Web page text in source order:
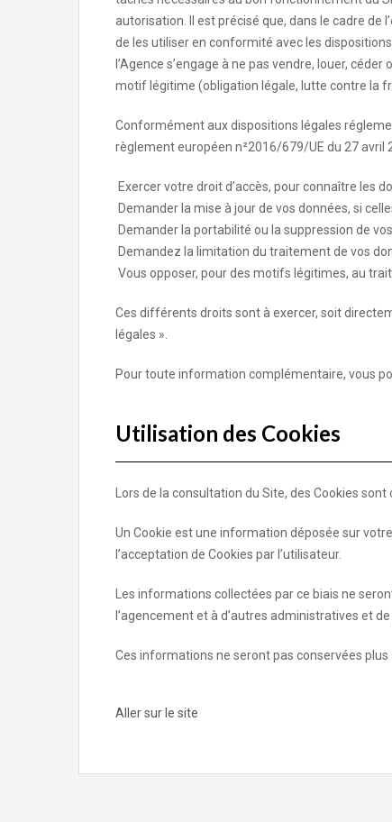
autorisation. Il est précisé que, dans le cadre de
de les utiliser en conformité avec les
l’Agence s’engage à ne pas vendre, louer,
motif légitime (obligation légale, lutte contre la
Conformément aux dispositions légales
règlement européen n²2016/679/UE du 27 avril
Exercer votre droit d’accès, pour connaître les
Demander la mise à jour de vos données, si
Demander la portabilité ou la suppression de
Demandez la limitation du traitement de vos
Vous opposer, pour des motifs légitimes, au
Ces différents droits sont à exercer, soit
légales ».
Pour toute information complémentaire, vous
Utilisation des Cookies
Lors de la consultation du Site, des Cookies
Un Cookie est une information déposée sur
l’acceptation de Cookies par l’utilisateur.
Les informations collectées par ce biais ne
l’agencement et à d’autres administratives et
Ces informations ne seront pas conservées plus
Aller sur le site